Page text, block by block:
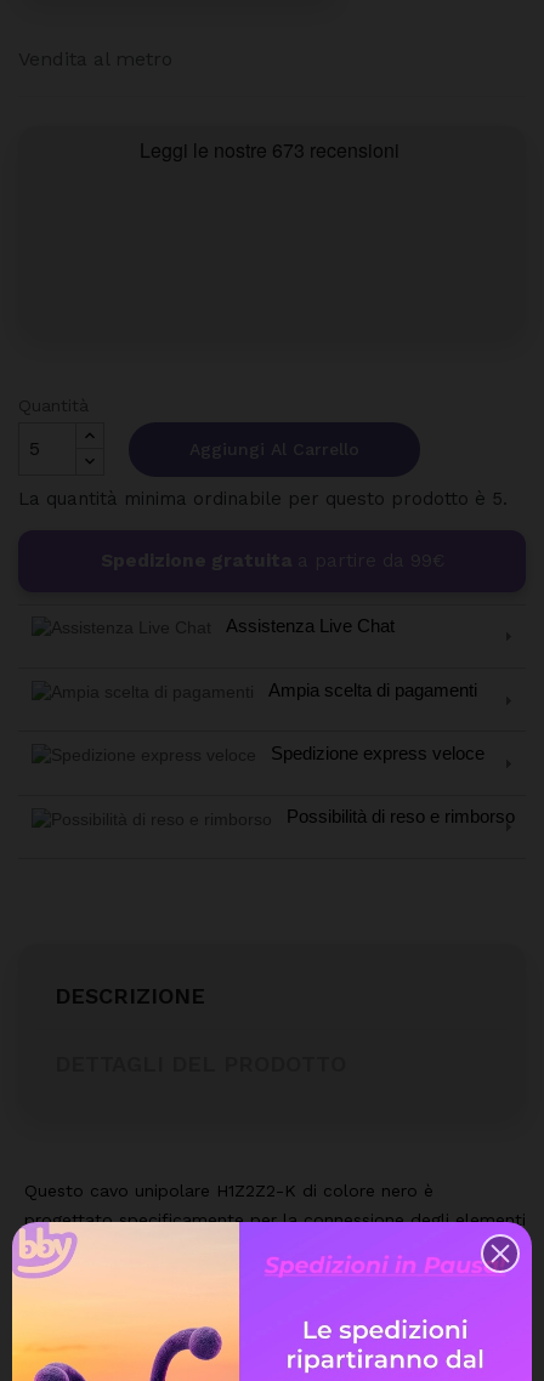
Aggiungi Al Carrello
La quantità minima ordinabile per questo prodotto è 5.
Assistenza Live Chat
Ampia scelta di pagamenti
Spedizione express veloce
Possibilità di reso e rimborso
DESCRIZIONE
Questo cavo unipolare H1Z2Z2-K di colore nero è
progettato specificamente per la connessione degli elementi
negli impianti fotovoltaici.
Doppio isolamento:Garantisce massima sicurezza e
resistenza all'abrasione.